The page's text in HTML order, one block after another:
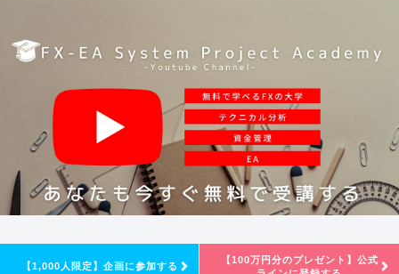
【1,000人限定】企画に参加する
【100万円分のプレゼント】公式